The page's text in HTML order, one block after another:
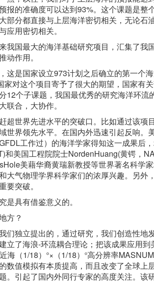
的准确度可以达到93%。这个课题是整
部分都直接与上层海洋密切相关，无论石
用密切相关。
国最大的海洋基础研究项目，汇集了我
作用。
这是国家设立973计划之后确立的第一个
对这个项目寄予了很大的期望，国家有
12个子课题，我国最优秀的研究海洋环流
合，大协作。
超世界先进水平的突破口。比如通过该项
世界领先水平。在国内外迅速引起反响。
工作过）的海洋学家得知这一成果后
美国工程院院士NordenHuang(黄锷，
美藉华裔黄瑞新教授等世界著名科学
大气物理学界科学家们的浓厚兴趣。另外
突破。
具有借鉴意义的。
方？
们独立提出的，通过研究，我们创造性地
立了海浪-环流耦合理论；把该成果应用
海（1/18）°×（1/18）°高分辨率
数值模拟有本质提高，而且改变了全球上
。引起了国内外同行专家的高度关注。该